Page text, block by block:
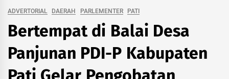
ADVERTORIAL DAERAH PARLEMENTER PATI
Bertempat di Balai Desa
Panjunan PDI-P Kabupaten